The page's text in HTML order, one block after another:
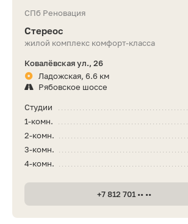
СПб Реновация
Стереос
жилой комплекс комфорт-класса
Ковалёвская ул., 26
Ладожская, 6.6 км
Рябовское шоссе
Студии
1-комн.
2-комн.
3-комн.
4-комн.
+7 812 701 •• ••